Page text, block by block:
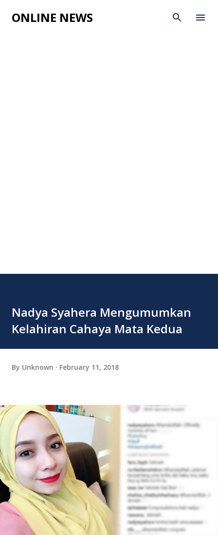
Skip to main content
ONLINE NEWS
Nadya Syahera Mengumumkan
Kelahiran Cahaya Mata Kedua
By Unknown February 11, 2018